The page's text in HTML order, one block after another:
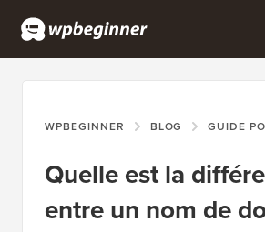
WPBEGINNER BLOG GUIDE
Quelle est la
entre un nom de